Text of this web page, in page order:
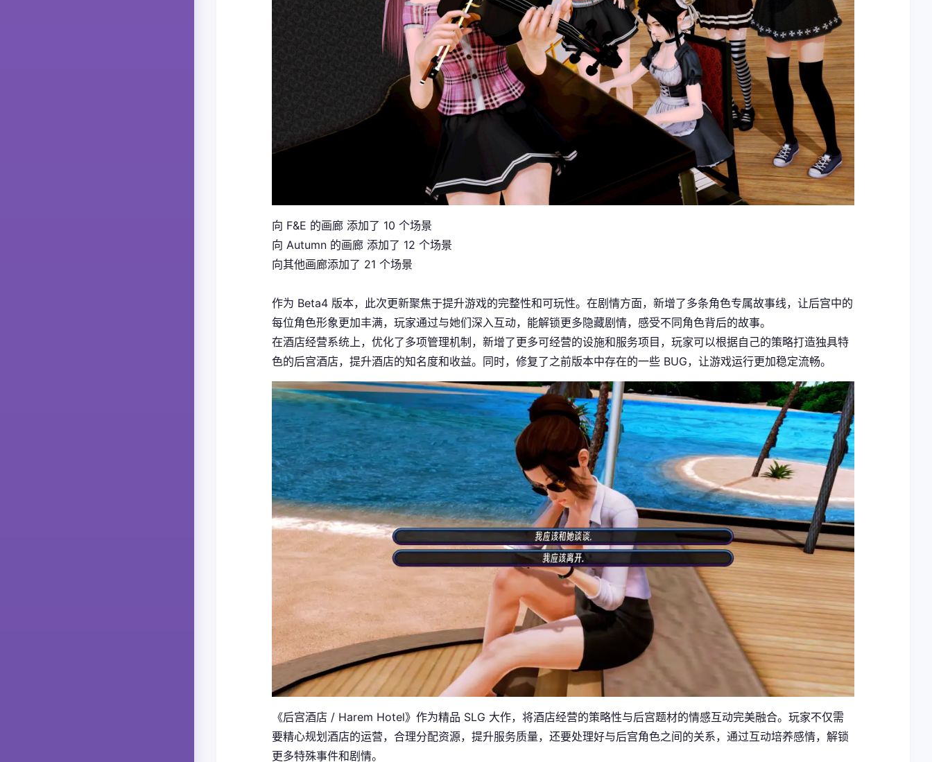
向 F&E 的画廊 添加了 10 个场景
向 Autumn 的画廊 添加了 12 个场景
向其他画廊添加了 21 个场景
作为 Beta4 版本，此次更新聚焦于提升游戏的完整性和可玩性。在剧情方面，新增了多条角色专属故事线，让后宫中的
每位角色形象更加丰满，玩家通过与她们深入互动，能解锁更多隐藏剧情，感受不同角色背后的故事。
在酒店经营系统上，优化了多项管理机制，新增了更多可经营的设施和服务项目，玩家可以根据自己的策略打造独具特
色的后宫酒店，提升酒店的知名度和收益。同时，修复了之前版本中存在的一些 BUG，让游戏运行更加稳定流畅。
《后宫酒店 / Harem Hotel》作为精品 SLG 大作，将酒店经营的策略性与后宫题材的情感互动完美融合。玩家不仅需
要精心规划酒店的运营，合理分配资源，提升服务质量，还要处理好与后宫角色之间的关系，通过互动培养感情，解锁
更多特殊事件和剧情。